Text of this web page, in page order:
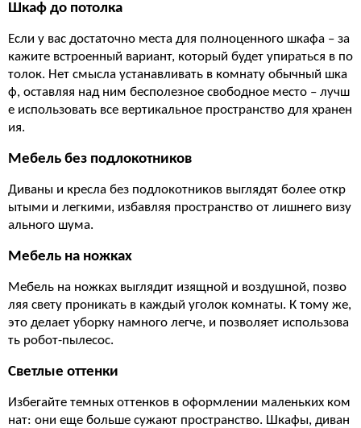
Шкаф до потолка
Если у вас достаточно места для полноценного шкафа – за
кажите встроенный вариант, который будет упираться в по
толок. Нет смысла устанавливать в комнату обычный шка
ф, оставляя над ним бесполезное свободное место – лучш
е использовать все вертикальное пространство для хранен
ия.
Мебель без подлокотников
Диваны и кресла без подлокотников выглядят более откр
ытыми и легкими, избавляя пространство от лишнего визу
ального шума.
Мебель на ножках
Мебель на ножках выглядит изящной и воздушной, позво
ляя свету проникать в каждый уголок комнаты. К тому же,
это делает уборку намного легче, и позволяет использова
ть робот-пылесос.
Светлые оттенки
Избегайте темных оттенков в оформлении маленьких ком
нат: они еще больше сужают пространство. Шкафы, диван